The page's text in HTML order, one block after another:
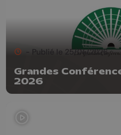
- Publié le 25/04/2026
Grandes
2026